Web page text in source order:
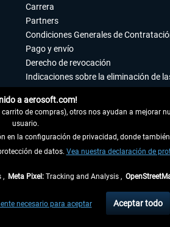
Carrera
Partners
Condiciones Generales de
Pago y envío
Derecho de revocación
Indicaciones sobre la eliminación de
Accesibilidad
Aviso legal
así como las posibles tasas de recepción si no se
para los demás países se pueden consultar en
a aerosoft.com!
de compras), otros nos ayudan a mejorar
usuario.
la configuración de privacidad, donde
de datos. Vea nuestra declaración de
, Meta Pixel: Tracking and Analysis ,
necesario para aceptar Aceptar todo